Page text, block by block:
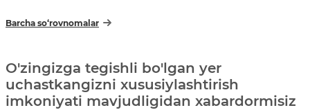
Barcha so‘rovnomalar
O'zingizga tegishli bo'lgan yer
uchastkangizni xususiylashtirish
imkoniyati mavjudligidan xabardormisiz